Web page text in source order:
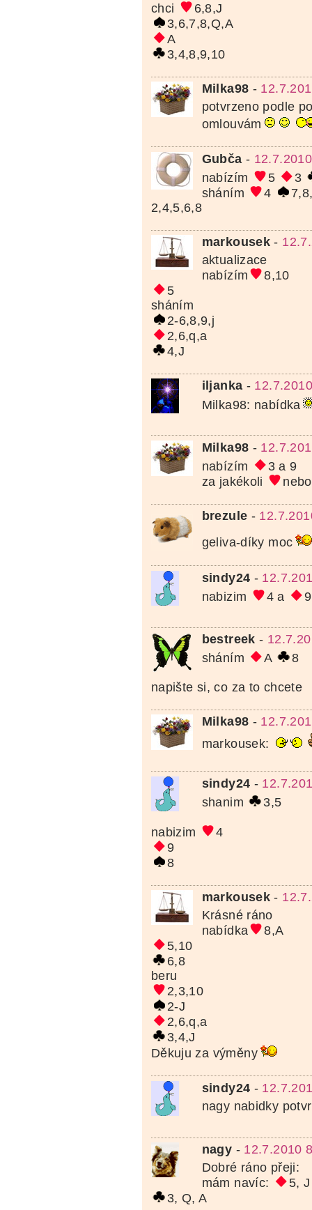
chci
6,8,J
3,6,7,8,Q,A
A
3,4,8,9,10
Milka98 -
potvrzeno podle
omlouvám
Gubča -
nabízím
5
3
sháním
4
2,4,5,6,8
markousek -
aktualizace
nabízím
8,10
5
sháním
2-6,8,9,j
2,6,q,a
4,J
iljanka -
Milka98: nabídka
Milka98 -
nabízím
3 a 9
za jakékoli
brezule -
geliva-díky moc
sindy24 -
nabizim
4 a
bestreek -
sháním
A 8
napište si, co za to chcete
Milka98 -
markousek:
sindy24 -
shanim
3,5
nabizim
4
9
8
markousek -
Krásné ráno
nabídka
8,A
5,10
6,8
beru
2,3,10
2-J
2,6,q,a
3,4,J
Děkuju za výměny
sindy24 -
nagy nabidky
nagy - 12.7.2010
Dobré ráno přeji:
mám navíc:
5, J
3, Q, A